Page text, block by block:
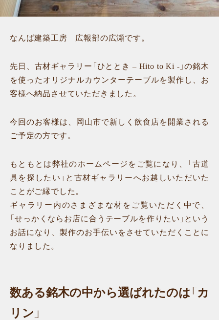
なんば建築工房 広報部の広瀬です。
先日、古材ギャラリー「ひととき – Hito to Ki -」の銘木
を使ったオリジナルカウンターテーブルを製作し、お
客様へ納品させていただきました。
今回のお客様は、岡山市で新しく飲食店を開業される
ご予定の方です。
もともとは弊社のホームページをご覧になり、「古道
具を探したい」と古材ギャラリーへお越しいただいた
ことがご縁でした。
ギャラリー内のさまざまな材をご覧いただく中で、
「せっかくならお店に合うテーブルを作りたい」という
お話になり、製作のお手伝いをさせていただくことに
なりました。
数ある銘木の中から選ばれたのは「カ
リン」